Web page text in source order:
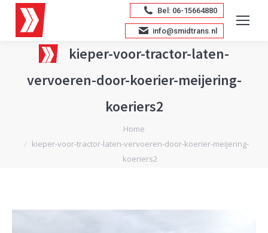
Bel: 06-15664880
info@smidtrans.nl
kieper-voor-tractor-laten-
vervoeren-door-koerier-meijering-
koeriers2
Home
kieper-voor-tractor-laten-vervoeren-door-koerier-meijering-
koeriers2